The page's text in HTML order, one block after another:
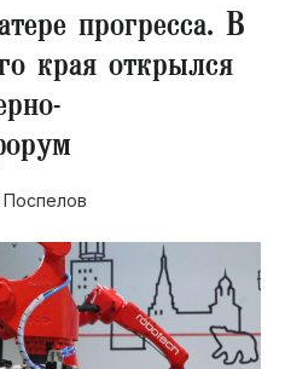
прогресса. В
края открылся